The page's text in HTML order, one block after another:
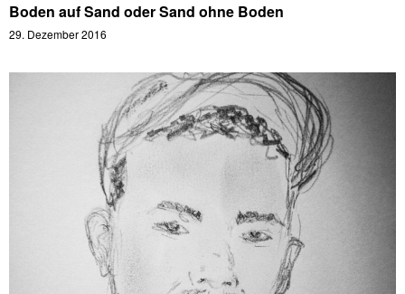
Boden auf Sand oder Sand ohne Boden
29. Dezember 2016